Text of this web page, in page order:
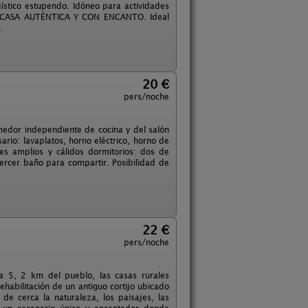
estupendo. Idóneo para actividades
AUTÉNTICA Y CON ENCANTO. Ideal
20 €
pers/noche
independiente de cocina y del salón
lavaplatos, horno eléctrico, horno de
amplios y cálidos dormitorios: dos de
baño para compartir. Posibilidad de
22 €
pers/noche
5, 2 km del pueblo, las casas rurales
de un antiguo cortijo ubicado
cerca la naturaleza, los paisajes, las